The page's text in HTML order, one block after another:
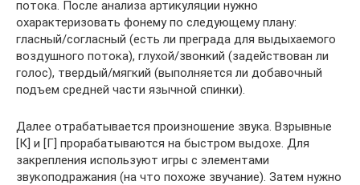
потока. После анализа артикуляции нужно
охарактеризовать фонему по следующему плану:
гласный/согласный (есть ли преграда для выдыхаемого
воздушного потока), глухой/звонкий (задействован ли
голос), твердый/мягкий (выполняется ли добавочный
подъем средней части язычной спинки).
Далее отрабатывается произношение звука. Взрывные
[К] и [Г] прорабатываются на быстром выдохе. Для
закрепления используют игры с элементами
звукоподражания (на что похоже звучание). Затем нужно